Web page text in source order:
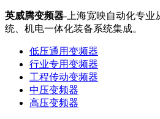
英威腾变频器-上海宽映自动化专业
统、机电一体化装备系统集成。
低压通用变频器
行业专用变频器
工程传动变频器
中压变频器
高压变频器